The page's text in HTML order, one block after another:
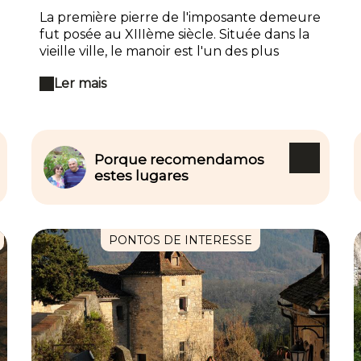
silhouette de son château et de la tour
César se découpe dans le ciel, surplombant
un beau paysage verdoyant..Et surtout
Carennac, Autoire, Loubressac.
La première pierre de l'imposante demeure
fut posée au XIIIème siècle. Située dans la
vieille ville, le manoir est l'un des plus
fois à l'intérieur, le visiteur plonge dans la
un cabinet de curiosités.
Ler mais
Porque recomendamos
estes lugares
PONTOS DE INTERESSE